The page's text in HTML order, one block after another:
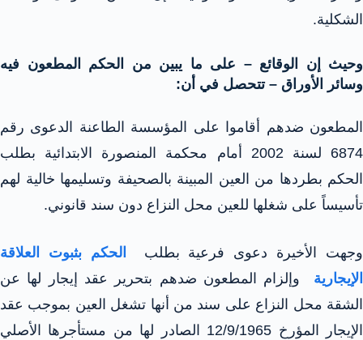
الشكلية.
وحيث إن الوقائع – على ما يبين من الحكم المطعون فيه
وسائر الأوراق – تتحصل في أن:
المطعون ضدهم أقاموا على المؤسسة الطاعنة الدعوى رقم
6874 لسنة 2002 أمام محكمة المنصورة الابتدائية بطلب
الحكم بطردها من العين المبينة بالصحيفة وتسليمها خالية لهم
تأسيساً على شغلها للعين محل النزاع دون سند قانوني.
وجهت الأخيرة دعوى فرعية بطلب
الحكم بثبوت العلاقة
الإيجارية
وإلزام المطعون ضدهم بتحرير عقد إيجار لها عن
الشقة محل النزاع على سند من أنها تشغل العين بموجب عقد
الإيجار المؤرخ 12/9/1965 الصادر لها من مستأجرها الأصلي